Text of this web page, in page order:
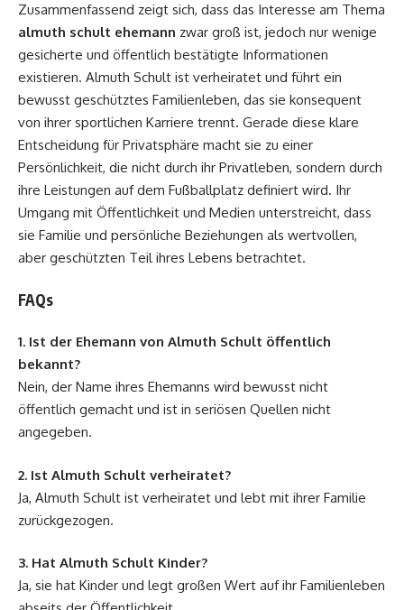
Zusammenfassend zeigt sich, dass das Interesse am Thema
almuth schult ehemann zwar groß ist, jedoch nur wenige
gesicherte und öffentlich bestätigte Informationen
existieren. Almuth Schult ist verheiratet und führt ein
bewusst geschütztes Familienleben, das sie konsequent
von ihrer sportlichen Karriere trennt. Gerade diese klare
Entscheidung für Privatsphäre macht sie zu einer
Persönlichkeit, die nicht durch ihr Privatleben, sondern durch
ihre Leistungen auf dem Fußballplatz definiert wird. Ihr
Umgang mit Öffentlichkeit und Medien unterstreicht, dass
sie Familie und persönliche Beziehungen als wertvollen,
aber geschützten Teil ihres Lebens betrachtet.
FAQs
1. Ist der Ehemann von Almuth Schult öffentlich
bekannt?
Nein, der Name ihres Ehemanns wird bewusst nicht
öffentlich gemacht und ist in seriösen Quellen nicht
angegeben.
2. Ist Almuth Schult verheiratet?
Ja, Almuth Schult ist verheiratet und lebt mit ihrer Familie
zurückgezogen.
3. Hat Almuth Schult Kinder?
Ja, sie hat Kinder und legt großen Wert auf ihr Familienleben